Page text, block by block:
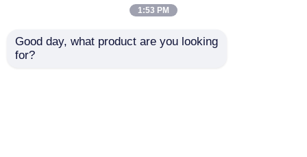
QualitätGlasflaschenChina Fabrik.Copyright ©
1:53 PM
Good day, what product are you looking
for?